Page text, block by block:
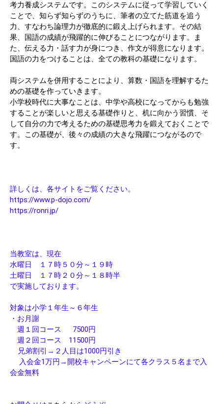
考力養成システムです。このシステムに従って学習していく
ことで、知らず知らずのうちに、筆者の立てた筋道を追う
力、すなわち論理力が徹底的に鍛え上げられます。その結
果、国語の成績が飛躍的に伸びることにつながります。ま
た、伝える力・話す力が身につき、作文が得意になります。
国語の力をつけることは、全ての教科の基礎になります。
両システムを併用することにより、算数・国語を理解するた
めの基礎を作っていきます。
小学校時代に大事なことは、中学や高校になってからも勉強
することが楽しいと思える基礎作りと、机に向かう習慣、そ
して自分の力で考えるための基礎思考力を鍛えておくことで
す。この基礎が、後々の成績の大きな飛躍につながるので
す。
詳しくは、各サイトをご覧ください。
https://www.p-dojo.com/
https://ronri.jp/
当教室は、現在
水曜日 １７時５０分～１９時
土曜日 １７時２０分～１８時半
で実施しております。
対象は小学１年生～６年生
・お月謝
週１回コース 7500円
週２回コース 11500円
兄弟割引→２人目は1000円引き
入会金1万円→開校キャンペーンにて各クラス５名まで入
会金無料